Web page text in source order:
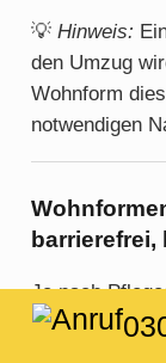
💡 Hinweis:
den Umzug
Wohnform
notwendigen
barrierefrei,
Je nach
familiärer
Wohnformen